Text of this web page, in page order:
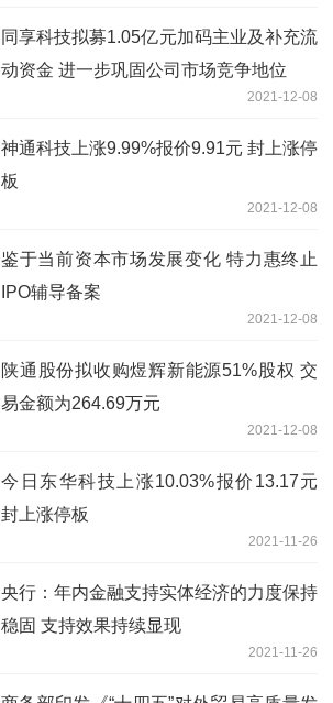
同享科技拟募1.05亿元加码主业及补充流
动资金 进一步巩固公司市场竞争地位
2021-12-08
神通科技上涨9.99%报价9.91元 封上涨停
板
2021-12-08
鉴于当前资本市场发展变化 特力惠终止
IPO辅导备案
2021-12-08
陕通股份拟收购煜辉新能源51%股权 交
易金额为264.69万元
2021-12-08
今日东华科技上涨10.03%报价13.17元
封上涨停板
2021-11-26
央行：年内金融支持实体经济的力度保持
稳固 支持效果持续显现
2021-11-26